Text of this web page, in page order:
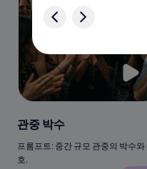
관중 박수
프롬프트: 중간 규모 관중의 박수와
호.